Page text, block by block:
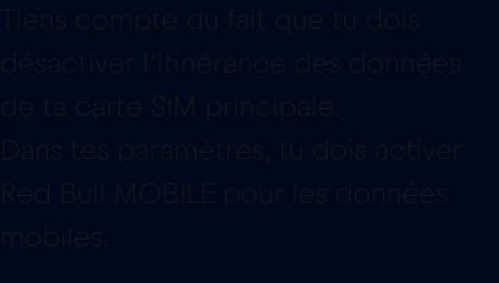
Tiens compte du fait que tu dois
désactiver l’itinérance des données
de ta carte SIM principale.
Dans tes paramètres, tu dois activer
Red Bull MOBILE pour les données
mobiles.